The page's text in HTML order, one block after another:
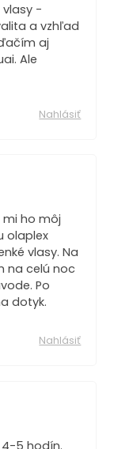
vlasy -
a vzhľad
aj
Ale
Nahlásiť
ho môj
olaplex
vlasy. Na
na celú noc
Po
dotyk.
Nahlásiť
5 hodín.